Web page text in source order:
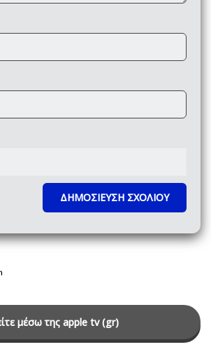
μέσω της apple tv (gr)